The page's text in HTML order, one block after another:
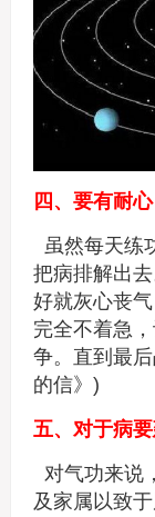
四、要有耐
虽然每天练
把病排解出
好就灰心丧
完全不着急
争。直到最
的信》)
五、对于病
对气功来说
及家属以致